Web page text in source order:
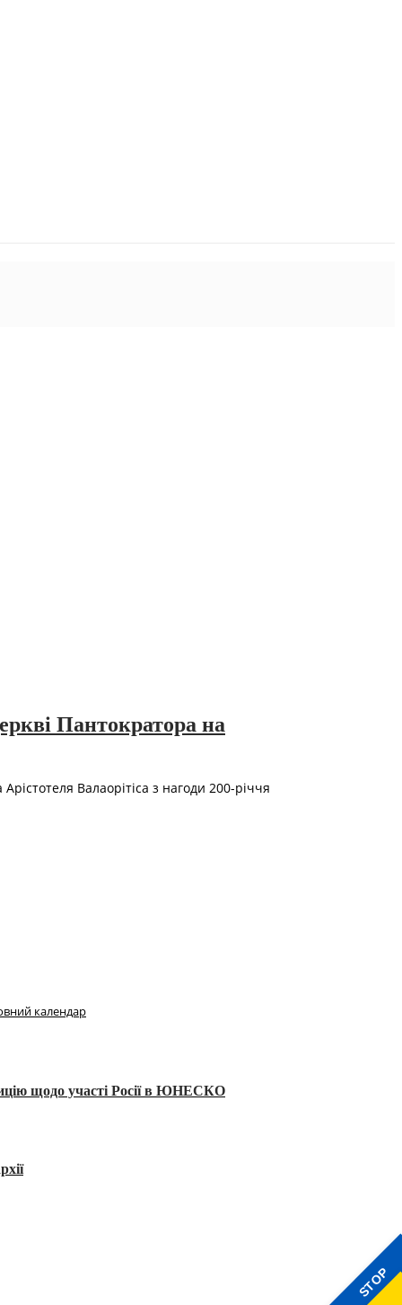
STOP
Пантократора на
Валаорітіса з нагоди 200-річчя
календар
щодо участі Росії в ЮНЕСКО